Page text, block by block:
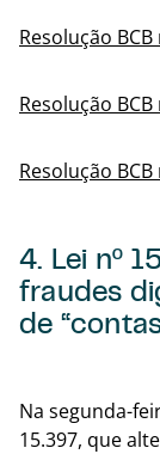
Resolução
Resolução
Resolução
4. Lei nº
fraudes
de
Na segunda-
15.397, que